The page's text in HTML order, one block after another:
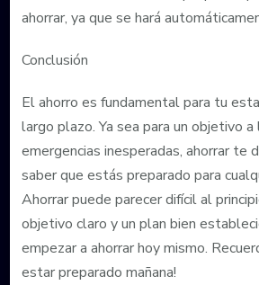
ahorrar, ya que se hará
Conclusión
El ahorro es fundamental para tu
largo plazo. Ya sea para un objetivo
emergencias inesperadas, ahorrar te
saber que estás preparado para
Ahorrar puede parecer difícil al
objetivo claro y un plan bien
empezar a ahorrar hoy mismo.
estar preparado mañana!